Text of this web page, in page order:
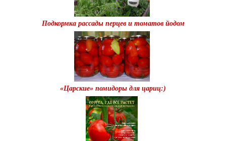
Подкормка рассады перцев и томатов йодом
«Царские» помидоры для цариц:)